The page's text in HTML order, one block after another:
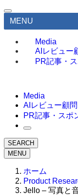
MENU
Media
AIレビュー
PR記事・
Media
AIレビュー顧問
PR記事・スポ
SEARCH
MENU
ホーム
Product
Jello – 写真と